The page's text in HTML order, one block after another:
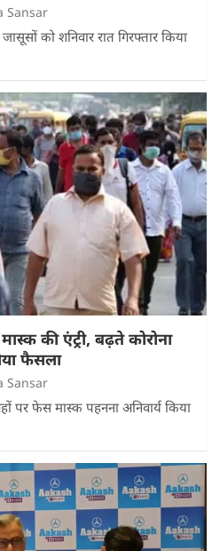
Sansar
को शनिवार रात गिरफ्तार किया
की एंट्री, बढ़ते कोरोना
फैसला
Sansar
पर फेस मास्क पहनना अनिवार्य किया